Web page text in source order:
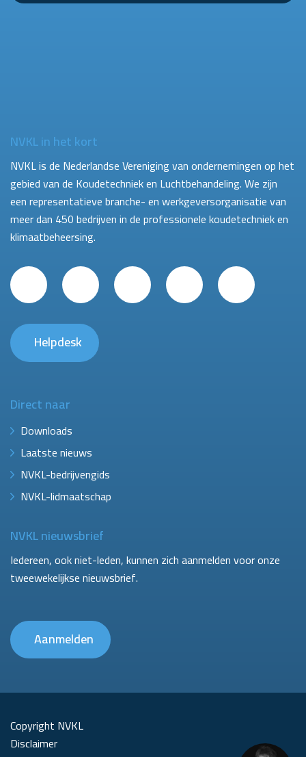
NVKL in het kort
NVKL is de Nederlandse Vereniging van ondernemingen op het
gebied van de Koudetechniek en Luchtbehandeling. We zijn
een representatieve branche- en werkgeversorganisatie van
meer dan 450 bedrijven in de professionele koudetechniek en
klimaatbeheersing.
Helpdesk
Direct naar
Downloads
Laatste nieuws
NVKL-bedrijvengids
NVKL-lidmaatschap
NVKL nieuwsbrief
Iedereen, ook niet-leden, kunnen zich aanmelden voor onze
tweewekelijkse nieuwsbrief.
Aanmelden
Copyright NVKL
Disclaimer